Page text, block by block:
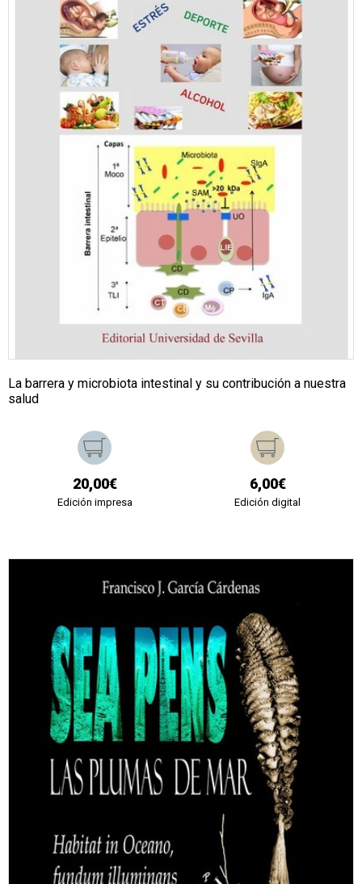
La barrera y microbiota intestinal y su contribución a nuestra
salud
20,00€
Edición impresa
6,00€
Edición digital